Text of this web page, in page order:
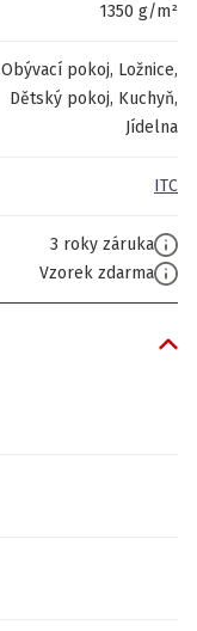
1350 g/m²
Obývací pokoj, Ložnice,
Dětský pokoj, Kuchyň,
Jídelna
ITC
3 roky záruka
Vzorek zdarma